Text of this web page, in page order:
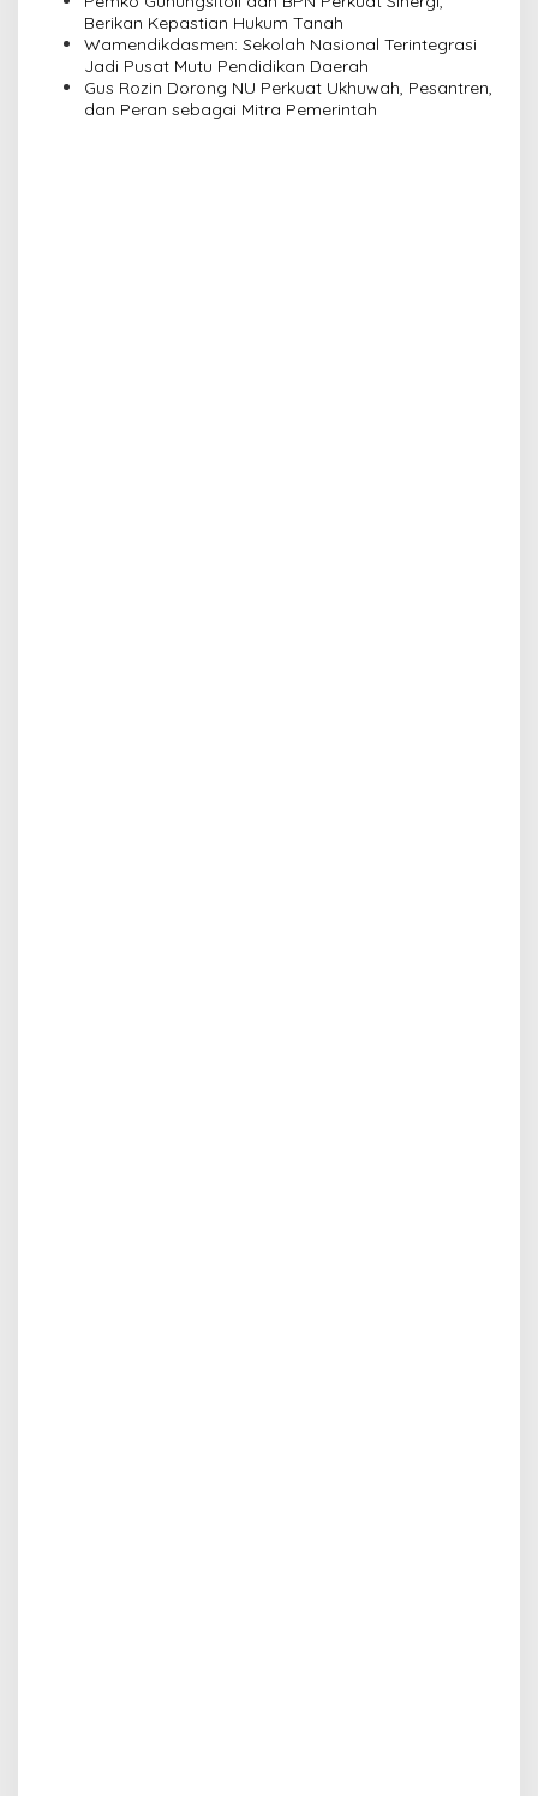
Berikan Kepastian Hukum Tanah
Wamendikdasmen: Sekolah Nasional Terintegrasi
Jadi Pusat Mutu Pendidikan Daerah
Gus Rozin Dorong NU Perkuat Ukhuwah, Pesantren,
dan Peran sebagai Mitra Pemerintah